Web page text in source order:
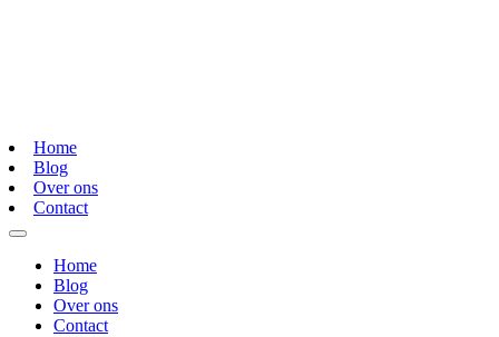
Home
Blog
Over ons
Contact
Home
Blog
Over ons
Contact